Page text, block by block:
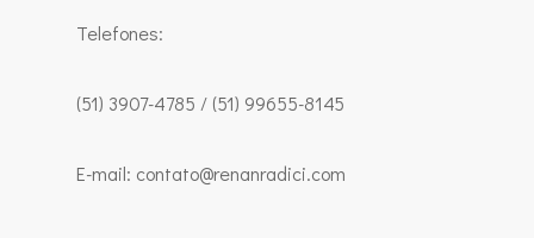
Telefones:
(51) 3907-4785 / (51) 99655-8145
E-mail: contato@renanradici.com